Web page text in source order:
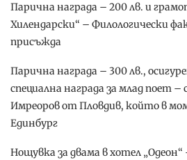
Парична награда – 200 лв. и
Хилендарски“ – Филологически
присъжда
Парична награда – 300 лв.,
специална награда за млад поет –
Имреоров от Пловдив, който в
Единбург
Нощувка за двама в хотел